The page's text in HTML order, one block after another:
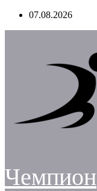
Перейти07.08.2026
Чемпион